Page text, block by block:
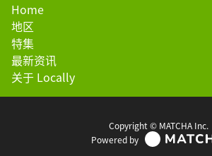
Home
地区
特集
最新资讯
关于 Locally
Copyright © MATCHA Inc.
Powered by